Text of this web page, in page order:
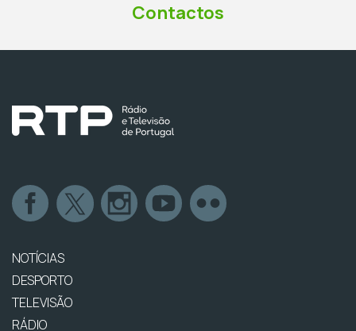
Contactos
NOTÍCIAS
DESPORTO
TELEVISÃO
RÁDIO